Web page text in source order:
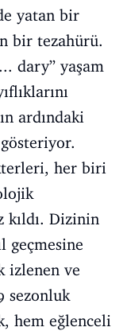
yatan bir
bir tezahürü.
dary” yaşam
ardındaki
her biri
Dizinin
geçmesine
izlenen ve
sezonluk
hem eğlenceli